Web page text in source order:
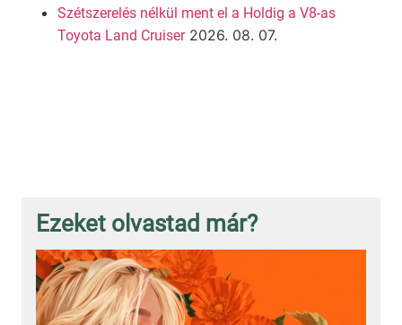
Szétszerelés nélkül ment el a Holdig a V8-as
Toyota Land Cruiser 2026. 08. 07.
Ezeket olvastad már?